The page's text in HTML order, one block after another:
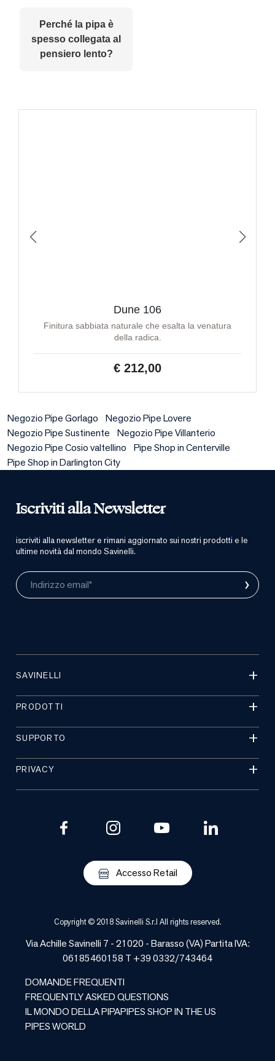
Perché la pipa è
spesso collegata al
pensiero lento?
Dune 106
Finitura sabbiata naturale che esalta la venatura
della radica.
€ 212,00
Negozio Pipe Gorlago
Negozio Pipe Lovere
Negozio Pipe Sustinente
Negozio Pipe Villanterio
Negozio Pipe Cosio valtellino
Pipe Shop in Centerville
Pipe Shop in Darlington City
Iscriviti alla Newsletter
iscriviti alla newsletter e rimani aggiornato sui nostri prodotti e le
ultime novità dal mondo Savinelli.
Indirizzo email* ›
SAVINELLI
PRODOTTI
SUPPORTO
PRIVACY
Accesso Retail
Copyright © 2018 Savinelli S.r.l All rights reserved.
Via Achille Savinelli 7 - 21020 -Barasso(VA) Partita IVA:
06185460158 T +39 0332/743464
DOMANDE FREQUENTI
FREQUENTLY ASKED QUESTIONS
IL MONDO DELLA PIPAPIPES SHOP IN THE US
PIPES WORLD